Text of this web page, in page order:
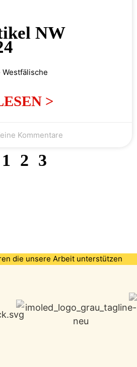
NW
>
Kommentare
1 2 3
die unsere Arbeit unterstützen